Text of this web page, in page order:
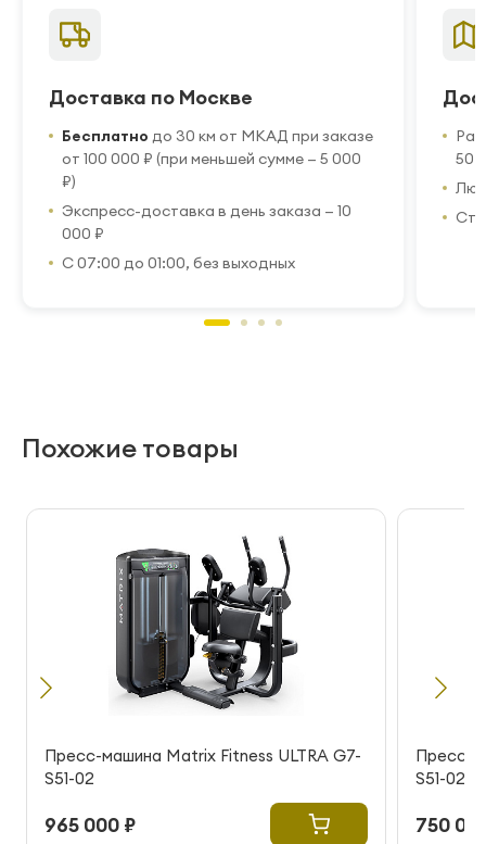
Доставка по Москве
Бесплатно до 30 км от МКАД при заказе
от 100 000 ₽ (при меньшей сумме — 5 000
₽)
Экспресс-доставка в день заказа — 10
000 ₽
С 07:00 до 01:00, без выходных
50
Похожие товары
Пресс-машина Matrix Fitness ULTRA G7-
S51-02
965 000 ₽
Пресс-
S51-02
750